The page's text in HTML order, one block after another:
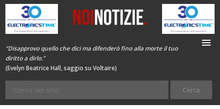
“Disapprovo quello che dici ma difenderò fino alla morte il tuo
diritto a dirlo.”
(Evelyn Beatrice Hall, saggio su Voltaire)